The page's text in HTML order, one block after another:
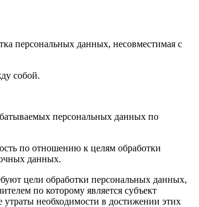
персональных данных, несовместимая с
собой.
персональных данных по
по отношению к целям обработки
данных.
цели обработки персональных данных,
по которому является субъект
необходимости в достижении этих